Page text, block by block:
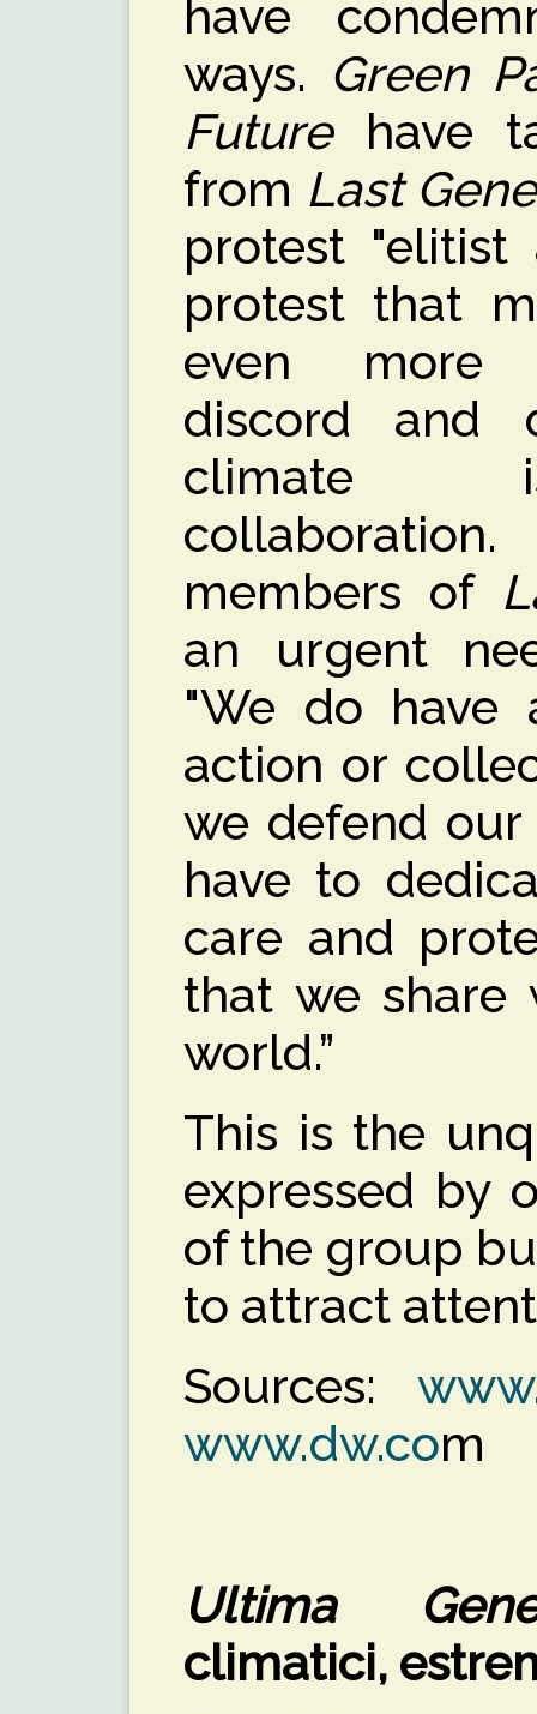
have
ways. Green
Futurehave
from Last
protest "elitist
protest that
even more
discord and
climate
members of
an urgent
"We do have
action or
we defend
have to
care and
that we
world.”
This is the
expressed by
of the group
to attract
Sources:
www.dw.com
Ultima
climatici,